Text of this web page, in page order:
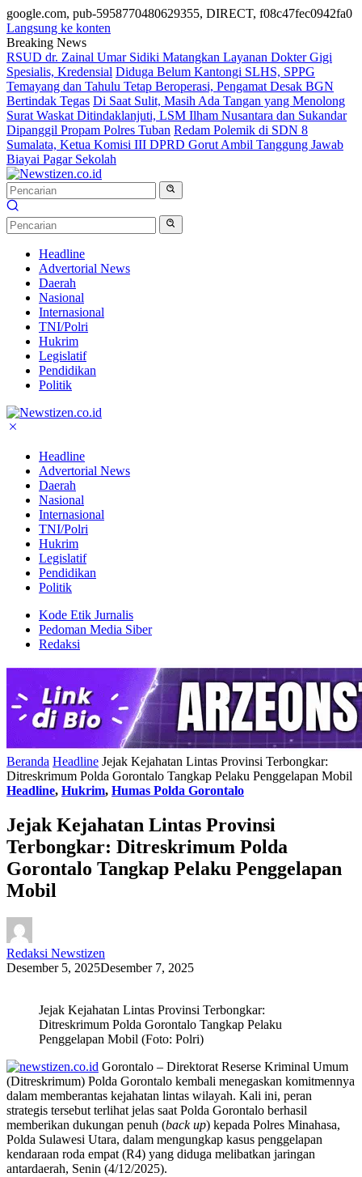
google.com, pub-5958770480629355, DIRECT, f08c47fec0942fa0
Langsung ke konten
Breaking News
RSUD dr. Zainal Umar Sidiki Matangkan Layanan Dokter Gigi
Spesialis, Kredensial Diduga Belum Kantongi SLHS, SPPG
Temayang dan Tahulu Tetap Beroperasi, Pengamat Desak BGN
Bertindak Tegas Di Saat Sulit, Masih Ada Tangan yang Menolong
Surat Waskat Ditindaklanjuti, LSM Ilham Nusantara dan Sukandar
Dipanggil Propam Polres Tuban Redam Polemik di SDN 8
Sumalata, Ketua Komisi III DPRD Gorut Ambil Tanggung Jawab
Biayai Pagar Sekolah
Headline
Advertorial News
Daerah
Nasional
Internasional
TNI/Polri
Hukrim
Legislatif
Pendidikan
Politik
Headline
Advertorial News
Daerah
Nasional
Internasional
TNI/Polri
Hukrim
Legislatif
Pendidikan
Politik
Kode Etik Jurnalis
Pedoman Media Siber
Redaksi
Beranda Headline Jejak Kejahatan Lintas Provinsi Terbongkar:
Ditreskrimum Polda Gorontalo Tangkap Pelaku Penggelapan Mobil
Headline, Hukrim, Humas Polda Gorontalo
Jejak Kejahatan Lintas Provinsi
Terbongkar: Ditreskrimum Polda
Gorontalo Tangkap Pelaku Penggelapan
Mobil
Redaksi Newstizen
Desember 5, 2025Desember 7, 2025
Jejak Kejahatan Lintas Provinsi Terbongkar:
Ditreskrimum Polda Gorontalo Tangkap Pelaku
Penggelapan Mobil (Foto: Polri)
Gorontalo – Direktorat Reserse Kriminal Umum
(Ditreskrimum) Polda Gorontalo kembali menegaskan komitmennya
dalam memberantas kejahatan lintas wilayah. Kali ini, peran
strategis tersebut terlihat jelas saat Polda Gorontalo berhasil
memberikan dukungan penuh (back up) kepada Polres Minahasa,
Polda Sulawesi Utara, dalam mengungkap kasus penggelapan
kendaraan roda empat (R4) yang diduga melibatkan jaringan
antardaerah, Senin (4/12/2025).